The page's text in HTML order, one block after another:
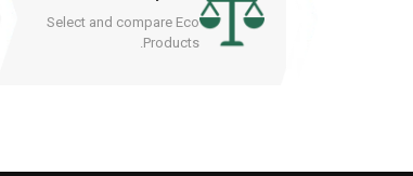
Select and compare Eco
Products.